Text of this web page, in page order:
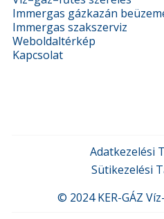
Immergas gázkazán
Immergas szakszerviz
Weboldaltérkép
Kapcsolat
Adatkezelési
Sütikezelési
© 2024KER-GÁZ